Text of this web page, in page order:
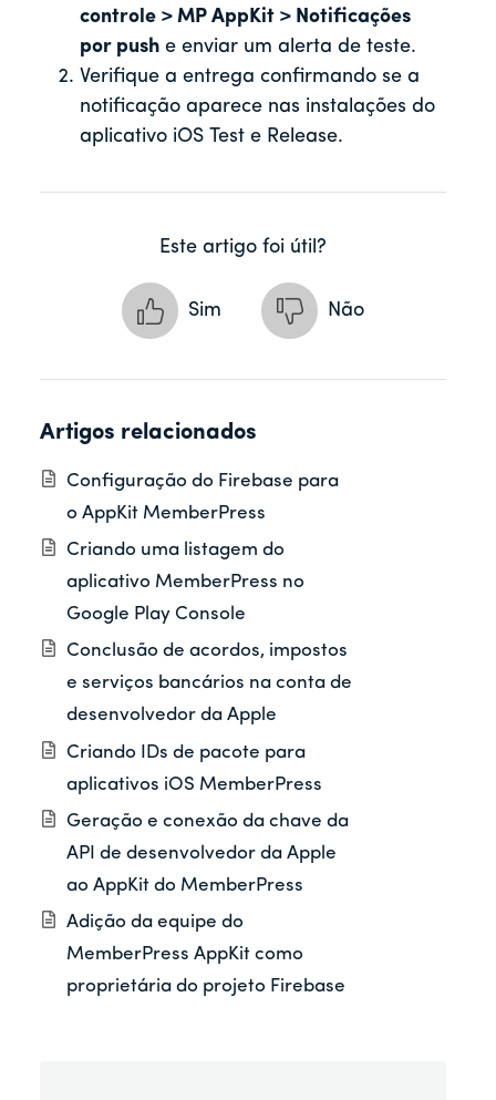
controle > MP AppKit > Notificações
por push e enviar um alerta de teste.
Verifique a entrega confirmando se a
notificação aparece nas instalações do
aplicativo iOS Test e Release.
Este artigo foi útil?
Sim Não
Artigos relacionados
Configuração do Firebase para
o AppKit MemberPress
Criando uma listagem do
aplicativo MemberPress no
Google Play Console
Conclusão de acordos, impostos
e serviços bancários na conta de
desenvolvedor da Apple
Criando IDs de pacote para
aplicativos iOS MemberPress
Geração e conexão da chave da
API de desenvolvedor da Apple
ao AppKit do MemberPress
Adição da equipe do
MemberPress AppKit como
proprietária do projeto Firebase